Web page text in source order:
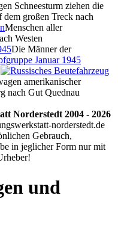
Schneesturm ziehen die
großen Treck nach
Menschen aller
Westen
Die Männer der
amerikanischer
nach Gut Quednau
Norderstedt 2004 - 2026
norderstedt.de
Gebrauch,
in jeglicher Form nur mit
und